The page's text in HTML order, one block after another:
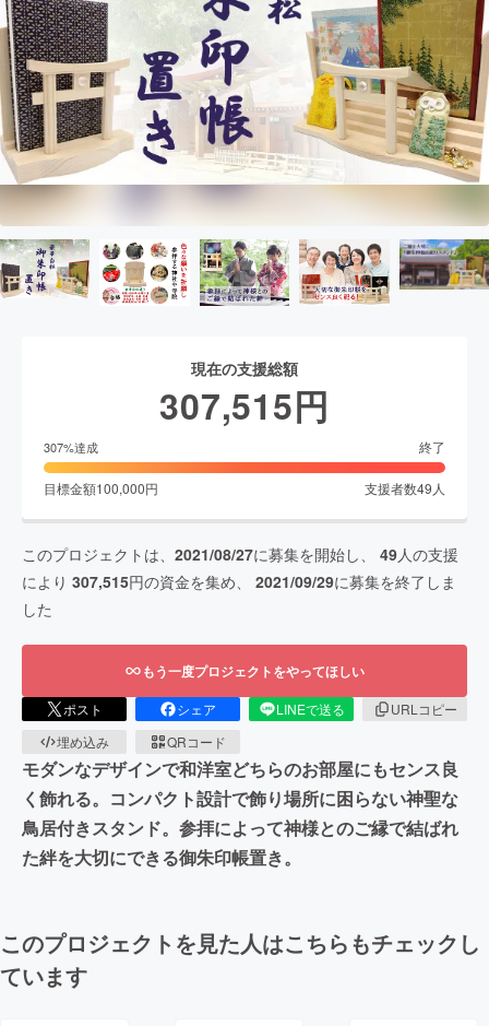
現在の支援総額
307,515円
307%達成 終了
目標金額100,000円 支援者数49人
このプロジェクトは、 2021/08/27に募集を開始し、 49人の支援
により 307,515円の資金を集め、 2021/09/29に募集を終了しま
した
もう一度プロジェクトをやってほしい
ポスト シェア LINEで送る
URLコピー
埋め込み
QRコード
モダンなデザインで和洋室どちらのお部屋にもセンス良
く飾れる。コンパクト設計で飾り場所に困らない神聖な
鳥居付きスタンド。参拝によって神様とのご縁で結ばれ
た絆を大切にできる御朱印帳置き。
このプロジェクトを見た人はこちらもチェックし
ています